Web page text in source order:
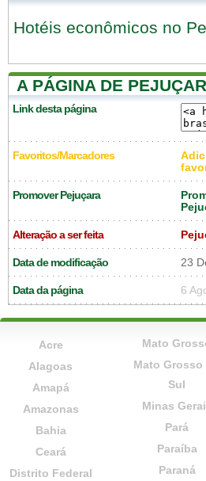
Hotéis econômicos no
A PÁGINA DE
Link desta página
Favoritos/Marcadores
Promover Pejuçara
Alteração a ser feita
Data de modificação 23
Data da página 6
Acre
Alagoas
Amapá
Amazonas
Bahia
Ceará
Distrito Federal
Mato
Mato Grosso
Sul
Minas
Pará
Paraíba
Paraná